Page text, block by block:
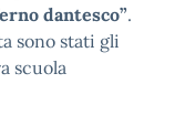
dantesco”.
sono stati gli
scuola